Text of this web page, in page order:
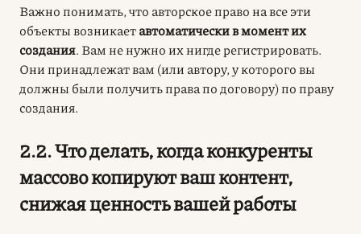
Важно понимать, что авторское право на все эти
объекты возникаетавтоматически в момент их
создания. Вам не нужно их нигде регистрировать.
Они принадлежат вам (или автору, у которого вы
должны были получить права по договору) по праву
создания.
2.2. Что делать, когда конкуренты
массово копируют ваш контент,
снижая ценность вашей работы